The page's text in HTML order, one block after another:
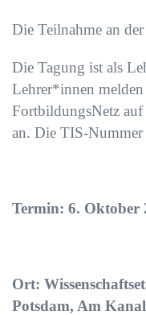
Die Teilnahme an
Die Tagung ist als
Lehrer*innen
FortbildungsNetz
an. Die TIS-
Termin: 6. Oktober
Ort:
Potsdam, Am